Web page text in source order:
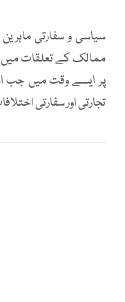
سیاسی و سفارتی
ممالک کے تعلقات
پر ایسے وقت میں جب
تجارتی اور سفارتی